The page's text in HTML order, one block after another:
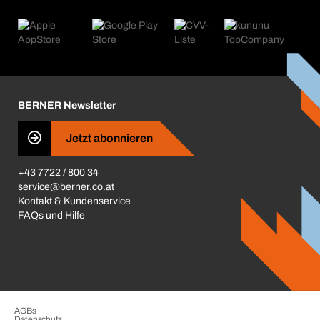
Produktfinder
Kataloge & Broschüren
Was uns antreibt
Presse
Business Conduct
BERNER Newsletter
Jetzt abonnieren
+43 7722 / 800 34
service@berner.co.at
Kontakt & Kundenservice
FAQs und Hilfe
AGBs